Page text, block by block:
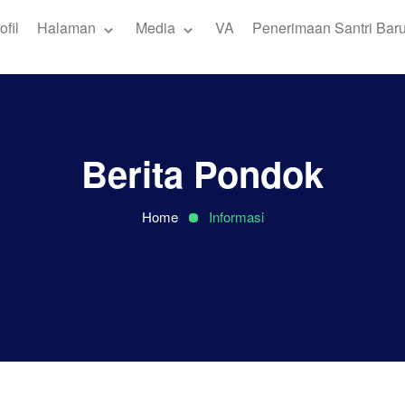
Halaman Media VA Penerimaan Santri Baru
Berita Pondok
Home Informasi